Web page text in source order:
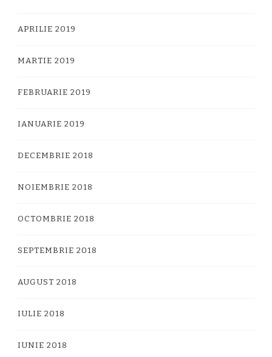
APRILIE 2019
MARTIE 2019
FEBRUARIE 2019
IANUARIE 2019
DECEMBRIE 2018
NOIEMBRIE 2018
OCTOMBRIE 2018
SEPTEMBRIE 2018
AUGUST 2018
IULIE 2018
IUNIE 2018